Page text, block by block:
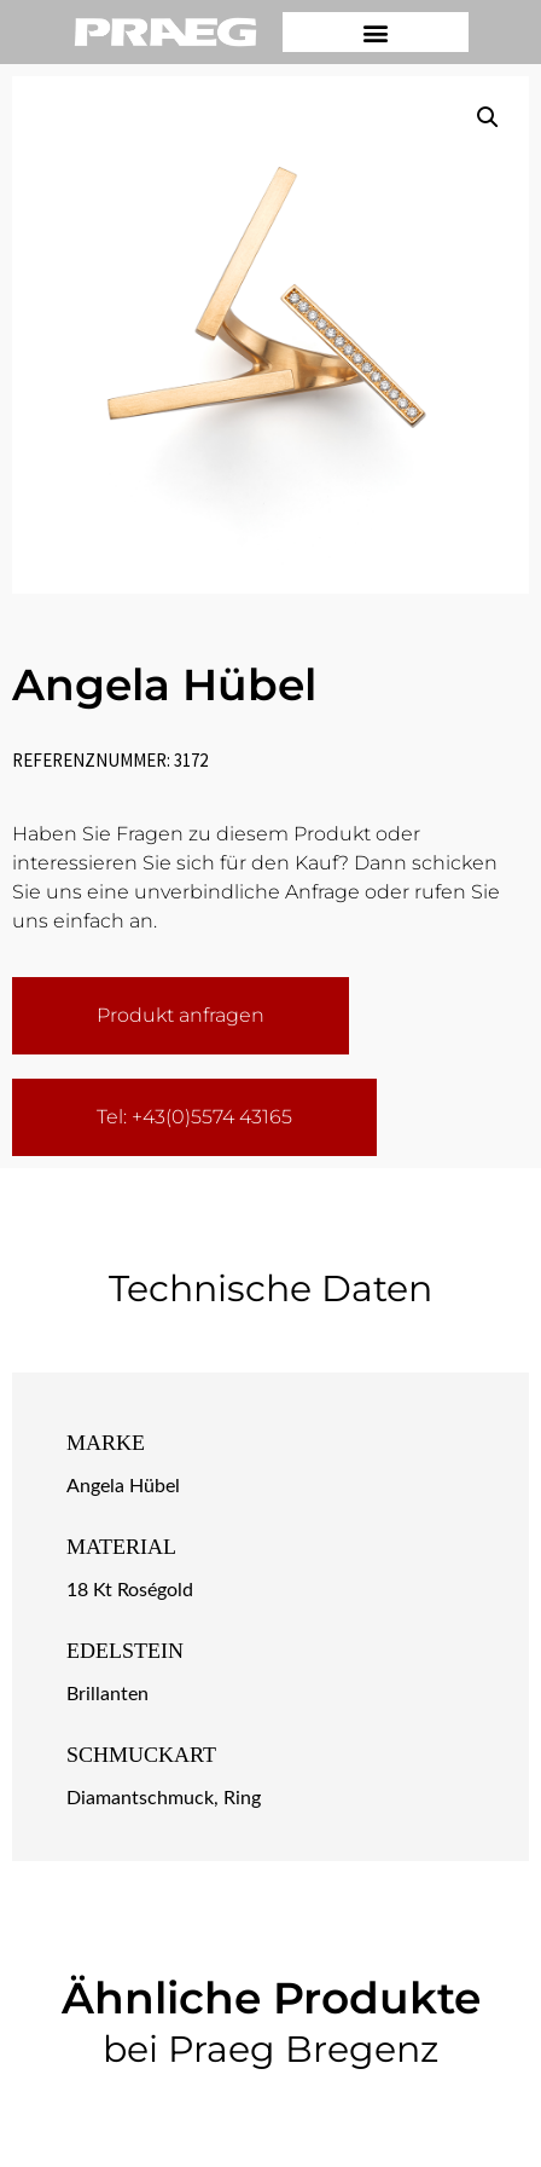
Angela Hübel
REFERENZNUMMER: 3172
Haben Sie Fragen zu diesem Produkt oder
interessieren Sie sich für den Kauf? Dann schicken
Sie uns eine unverbindliche Anfrage oder rufen Sie
uns einfach an.
Produkt anfragen
Tel: +43(0)5574 43165
Technische Daten
MARKE
Angela Hübel
MATERIAL
18 Kt Roségold
EDELSTEIN
Brillanten
SCHMUCKART
Diamantschmuck, Ring
Ähnliche Produkte
bei Praeg Bregenz